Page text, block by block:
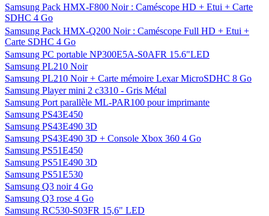
Samsung Pack HMX-F800 Noir : Caméscope HD + Etui + Carte
SDHC 4 Go
Samsung Pack HMX-Q200 Noir : Caméscope Full HD + Etui +
Carte SDHC 4 Go
Samsung PC portable NP300E5A-S0AFR 15.6"LED
Samsung PL210 Noir
Samsung PL210 Noir + Carte mémoire Lexar MicroSDHC 8 Go
Samsung Player mini 2 c3310 - Gris Métal
Samsung Port parallèle ML-PAR100 pour imprimante
Samsung PS43E450
Samsung PS43E490 3D
Samsung PS43E490 3D + Console Xbox 360 4 Go
Samsung PS51E450
Samsung PS51E490 3D
Samsung PS51E530
Samsung Q3 noir 4 Go
Samsung Q3 rose 4 Go
Samsung RC530-S03FR 15,6" LED